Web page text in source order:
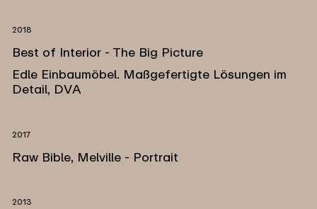
2018
Best of Interior - The Big Picture
Edle Einbaumöbel. Maßgefertigte Lösungen im
Detail, DVA
2017
Raw Bible, Melville - Portrait
2013